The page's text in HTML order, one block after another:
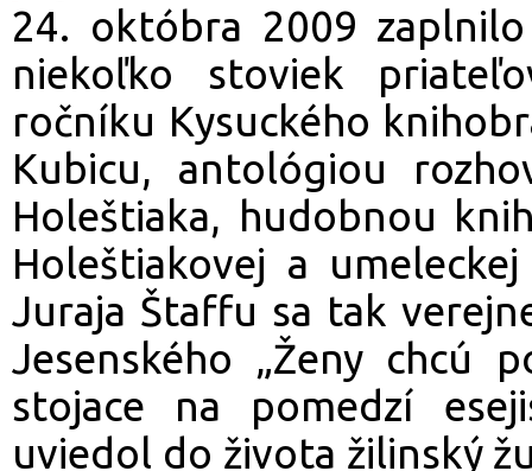
24. októbra 2009
niekoľko stoviek
ročníku Kysuckého
Kubicu, antológiou
Holeštiaka, hudobnou
Holeštiakovej a
Juraja Štaffu sa tak
Jesenského „Ženy chcú
stojace na pomedzí
uviedol do života žilinský